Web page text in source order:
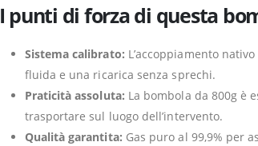
I punti di forza di questa
Sistema calibrato: L’accoppiamento
fluida e una ricarica senza sprechi.
Praticità assoluta: La bombola da 800g è
trasportare sul luogo dell’intervento.
Qualità garantita: Gas puro al 99,9% per